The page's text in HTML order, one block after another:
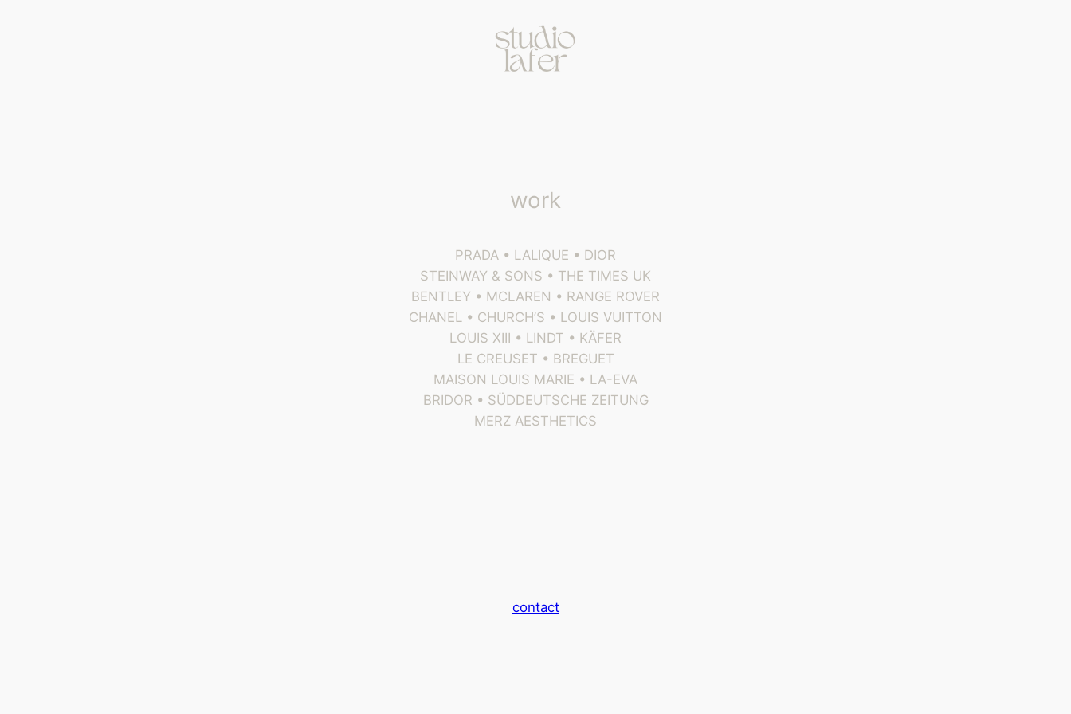
work
PRADA • LALIQUE • DIOR
STEINWAY & SONS • THE TIMES UK
BENTLEY • MCLAREN • RANGE ROVER
CHANEL • CHURCH’S • LOUIS VUITTON
LOUIS XIII • LINDT • KÄFER
LE CREUSET • BREGUET
MAISON LOUIS MARIE • LA-EVA
BRIDOR • SÜDDEUTSCHE ZEITUNG
MERZ AESTHETICS
contact